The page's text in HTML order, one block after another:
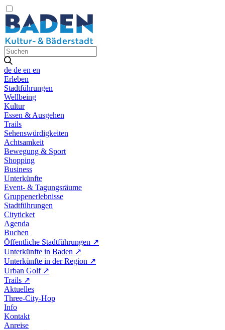
de de en en
Erleben
Stadtführungen
Wellbeing
Kultur
Essen & Ausgehen
Trails
Sehenswürdigkeiten
Achtsamkeit
Bewegung & Sport
Shopping
Business
Unterkünfte
Event- & Tagungsräume
Gruppenerlebnisse
Stadtführungen
Cityticket
Agenda
Buchen
Öffentliche Stadtführungen ↗
Unterkünfte in Baden ↗
Unterkünfte in der Region ↗
Urban Golf ↗
Trails ↗
Aktuelles
Three-City-Hop
Info
Kontakt
Anreise